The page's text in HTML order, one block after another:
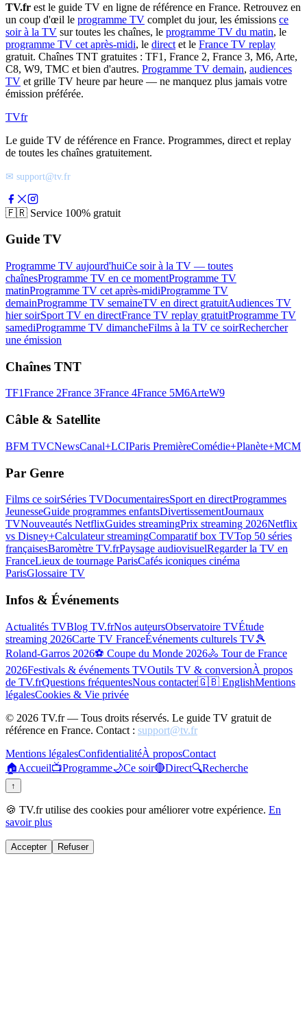
TV.fr est le guide TV en ligne de référence en France. Retrouvez en
un coup d'œil le programme TV complet du jour, les émissions ce
soir à la TV sur toutes les chaînes, le programme TV du matin, le
programme TV cet après-midi, le direct et le France TV replay
gratuit. Chaînes TNT gratuites : TF1, France 2, France 3, M6, Arte,
C8, W9, TMC et bien d'autres. Programme TV demain, audiences
TV et grille TV heure par heure — ne manquez plus jamais votre
émission préférée.
TVfr
Le guide TV de référence en France. Programmes, direct et replay
de toutes les chaînes gratuitement.
✉ support@tv.fr
🇫🇷 Service 100% gratuit
Guide TV
Programme TV aujourd'huiCe soir à la TV — toutes
chaînesProgramme TV en ce momentProgramme TV
matinProgramme TV cet après-midiProgramme TV
demainProgramme TV semaineTV en direct gratuitAudiences TV
hier soirSport TV en directFrance TV replay gratuitProgramme TV
samediProgramme TV dimancheFilms à la TV ce soirRechercher
une émission
Chaînes TNT
TF1France 2France 3France 4France 5M6ArteW9
Câble & Satellite
BFM TVCNewsCanal+LCIParis PremièreComédie+Planète+MCM
Par Genre
Films ce soirSéries TVDocumentairesSport en directProgrammes
JeunesseGuide programmes enfantsDivertissementJournaux
TVNouveautés NetflixGuides streamingPrix streaming 2026Netflix
vs Disney+Calculateur streamingComparatif box TVTop 50 séries
françaisesBaromètre TV.frPaysage audiovisuelRegarder la TV en
FranceLieux de tournage ParisCafés iconiques cinéma
ParisGlossaire TV
Infos & Événements
Actualités TVBlog TV.frNos auteursObservatoire TVÉtude
streaming 2026Carte TV FranceÉvénements culturels TV🎾
Roland-Garros 2026⚽ Coupe du Monde 2026🚴 Tour de France
2026Festivals & événements TVOutils TV & conversionÀ propos
de TV.frQuestions fréquentesNous contacter🇬🇧 EnglishMentions
légalesCookies & Vie privée
© 2026 TV.fr — Tous droits réservés. Le guide TV gratuit de
référence en France. Contact : support@tv.fr
Mentions légalesConfidentialitéÀ proposContact
🏠Accueil📺Programme🌙Ce soir🔴Direct🔍Recherche
↑
🍪 TV.fr utilise des cookies pour améliorer votre expérience. En
savoir plus
Accepter Refuser